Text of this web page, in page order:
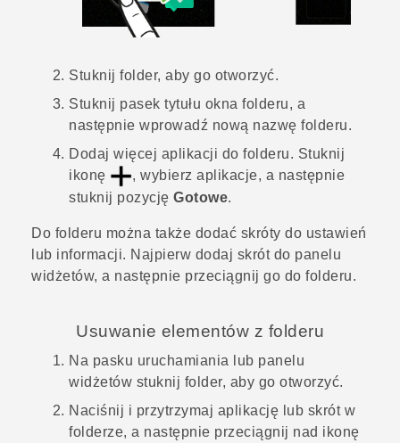
Stuknij folder, aby go otworzyć.
Stuknij pasek tytułu okna folderu, a
następnie wprowadź nową nazwę folderu.
Dodaj więcej aplikacji do folderu. Stuknij
ikonę
, wybierz aplikacje, a następnie
stuknij pozycję Gotowe.
Do folderu można także dodać skróty do ustawień
lub informacji. Najpierw dodaj skrót do panelu
widżetów, a następnie przeciągnij go do folderu.
Usuwanie elementów z folderu
Na pasku uruchamiania lub panelu
widżetów stuknij folder, aby go otworzyć.
Naciśnij i przytrzymaj aplikację lub skrót w
folderze, a następnie przeciągnij nad ikonę